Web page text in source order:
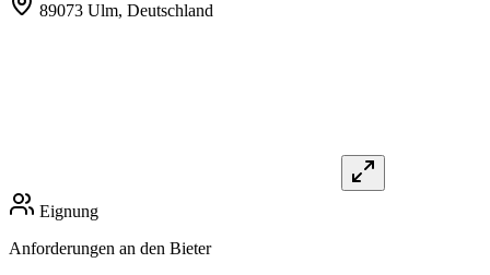
89073 Ulm, Deutschland
Eignung
Anforderungen an den Bieter